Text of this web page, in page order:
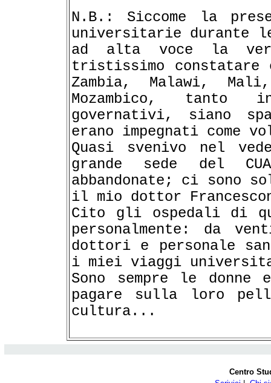
N.B.: Siccome la
universitarie durante
ad alta voce la
tristissimo constatare
Zambia, Malawi,
Mozambico,
governativi, siano
erano impegnati come
Quasi svenivo nel
grande sede del
abbandonate; ci sono
il mio dottor
Cito gli ospedali di
personalmente: da
dottori e personale
i miei viaggi
Sono sempre le
pagare sulla loro
cultura...
Centro